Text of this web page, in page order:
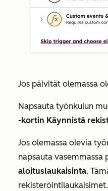
Jos päivität olemassa
Napsauta työnkulun
-kortin Käynnistä
Jos olemassa olevia
napsauta vasemmassa
aloituslaukaisinta.
rekisteröintilaukaisimet.